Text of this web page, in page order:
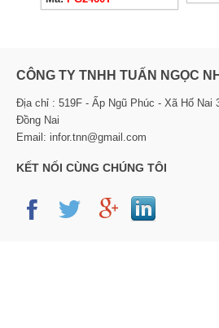
CÔNG TY TNHH TUẤN NGỌC NHI
Địa chỉ : 519F - Ấp Ngũ Phúc - Xã Hố Nai
Đồng Nai
Email: infor.tnn@gmail.com
KẾT NỐI CÙNG CHÚNG TÔI